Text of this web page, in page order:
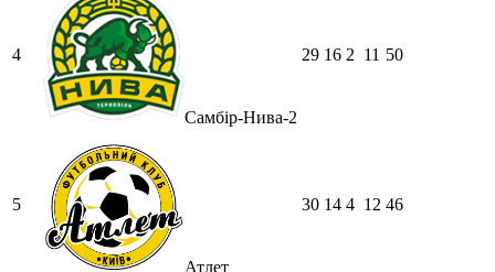
4
Самбір-Нива-2
29 16 2 11 50
5
Атлет
30 14 4 12 46